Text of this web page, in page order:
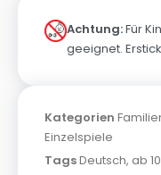
Achtung:Für
geeignet.
Kategorien
Einzelspiele
TagsDeutsch, ab